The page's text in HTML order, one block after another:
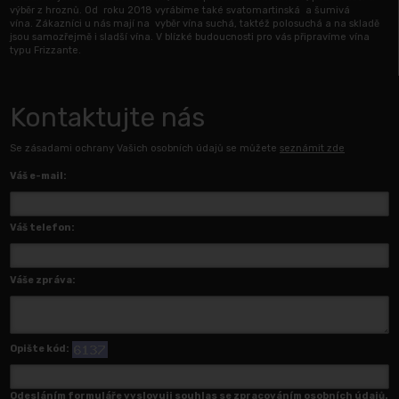
výběr z hroznů. Od roku 2018 vyrábíme také svatomartinská a šumivá
vína. Zákazníci u nás mají na vyběr vína suchá, taktéž polosuchá a na skladě
jsou samozřejmě i sladší vína. V blízké budoucnosti pro vás připravíme vína
typu Frizzante.
Kontaktujte nás
Se zásadami ochrany Vašich osobních údajů se můžete seznámit zde
Váš e-mail:
Váš telefon:
Váše zpráva:
Opište kód:
Odesláním formuláře vyslovuji souhlas se zpracováním osobních údajů.